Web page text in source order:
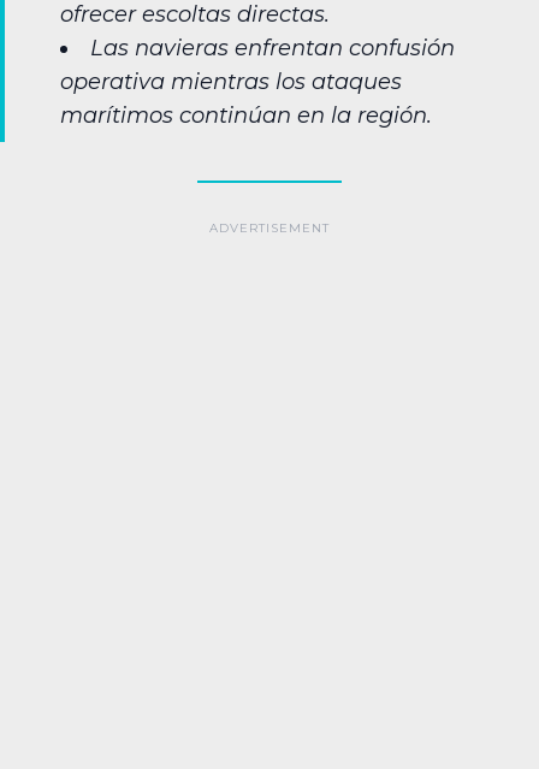
ofrecer escoltas directas.
Las navieras enfrentan confusión
operativa mientras los ataques
marítimos continúan en la región.